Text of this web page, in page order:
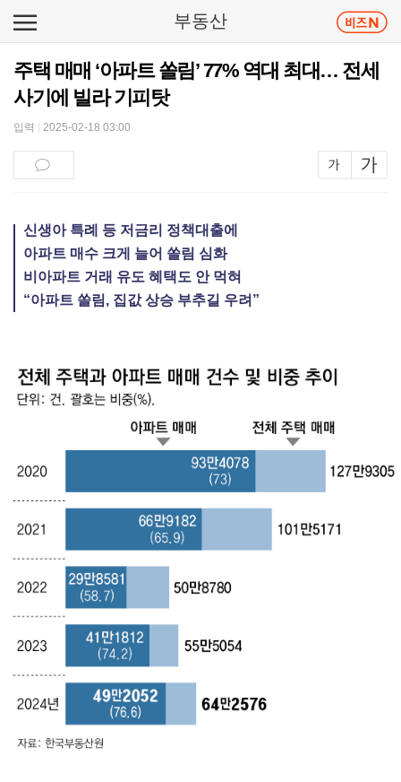
부동산
주택 매매 ‘아파트 쏠림’ 77% 역대 최대… 전세
사기에 빌라 기피탓
입력 2025-02-18 03:00
신생아 특례 등 저금리 정책대출에
아파트 매수 크게 늘어 쏠림 심화
비아파트 거래 유도 혜택도 안 먹혀
“아파트 쏠림, 집값 상승 부추길 우려”